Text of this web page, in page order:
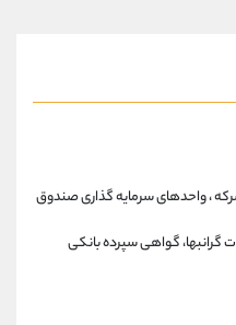
، واحدهای سرمایه گذاری صندوق
گرانبها، گواهی سپرده بانکی